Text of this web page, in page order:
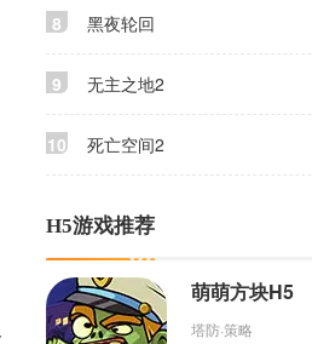
8 黑夜轮回
9 无主之地2
10 死亡空间2
H5游戏推荐
萌萌方块H5
塔防·策略